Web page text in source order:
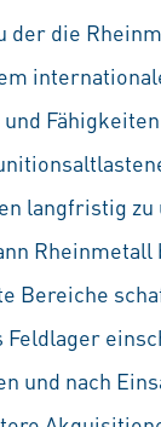
der die
langfristig
Bereiche
und nach